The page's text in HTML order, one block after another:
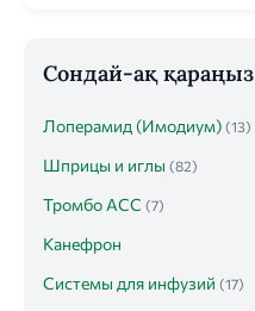
Сондай-ақ қараңыз
Лоперамид (Имодиум) (13)
Шприцы и иглы (82)
Тромбо АСС (7)
Канефрон
Системы для инфузий (17)